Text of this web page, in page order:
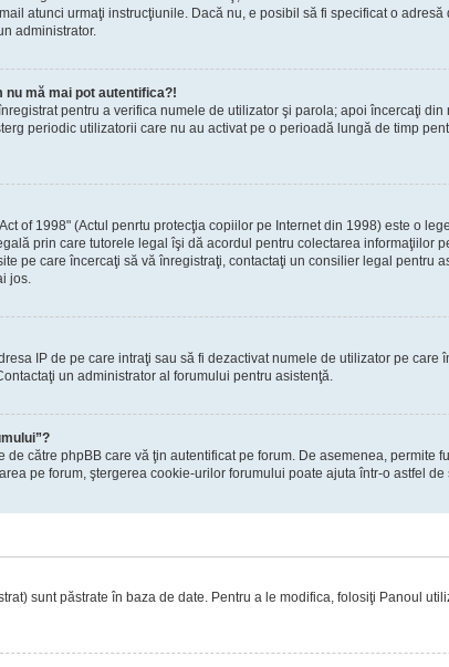
atunci urmaţi instrucţiunile. Dacă nu, e posibil să fi specificat o
administrator.
nu mă mai pot autentifica?!
pentru a verifica numele de utilizator şi parola; apoi încercaţi
periodic utilizatorii care nu au activat pe o perioadă lungă de timp
of 1998" (Actul penrtu protecţia copiilor pe Internet din 1998) este o
prin care tutorele legal îşi dă acordul pentru colectarea
pe care încercaţi să vă înregistraţi, contactaţi un consilier legal
jos.
IP de pe care intraţi sau să fi dezactivat numele de utilizator pe
un administrator al forumului pentru asistenţă.
către phpBB care vă ţin autentificat pe forum. De asemenea,
pe forum, ştergerea cookie-urilor forumului poate ajuta într-o astfel de
sunt păstrate în baza de date. Pentru a le modifica, folosiţi Panoul